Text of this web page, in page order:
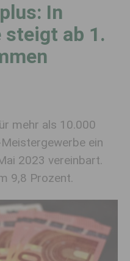
In
steigt ab 1.
mehr als 10.000
ein
2023 vereinbart.
9,8 Prozent.